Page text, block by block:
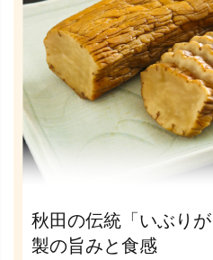
秋田の伝統「いぶり
製の旨みと食感